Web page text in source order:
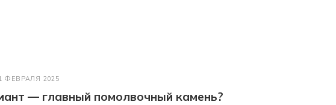
ФЕВРАЛЯ 2025
— главный помолвочный камень?